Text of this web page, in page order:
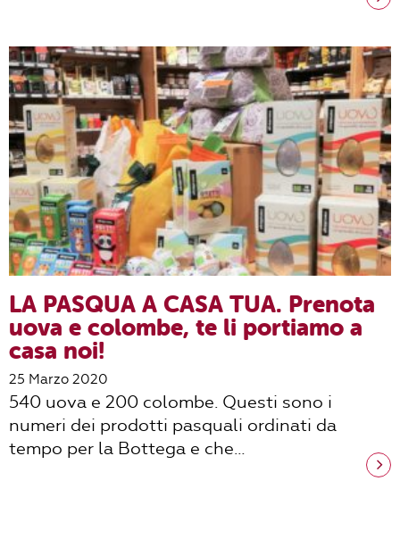
LA PASQUA A CASA TUA. Prenota
uova e colombe, te li portiamo a
casa noi!
25 Marzo 2020
540 uova e 200 colombe. Questi sono i
numeri dei prodotti pasquali ordinati da
tempo per la Bottega e che…